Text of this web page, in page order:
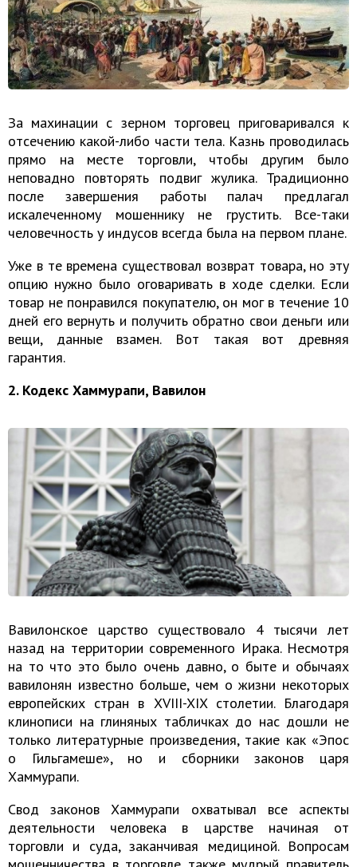
За махинации с зерном торговец приговаривался к
отсечению какой-либо части тела. Казнь проводилась
прямо на месте торговли, чтобы другим было
неповадно повторять подвиг жулика. Традиционно
после завершения работы палач предлагал
искалеченному мошеннику не грустить. Все-таки
человечность у индусов всегда была на первом плане.
Уже в те времена существовал возврат товара, но эту
опцию нужно было оговаривать в ходе сделки. Если
товар не понравился покупателю, он мог в течение 10
дней его вернуть и получить обратно свои деньги или
вещи, данные взамен. Вот такая вот древняя
гарантия.
2. Кодекс Хаммурапи, Вавилон
Вавилонское царство существовало 4 тысячи лет
назад на территории современного Ирака. Несмотря
на то что это было очень давно, о быте и обычаях
вавилонян известно больше, чем о жизни некоторых
европейских стран в XVIII-XIX столетии. Благодаря
клинописи на глиняных табличках до нас дошли не
только литературные произведения, такие как «Эпос
о Гильгамеше», но и сборники законов царя
Хаммурапи.
Свод законов Хаммурапи охватывал все аспекты
деятельности человека в царстве начиная от
торговли и суда, заканчивая медициной. Вопросам